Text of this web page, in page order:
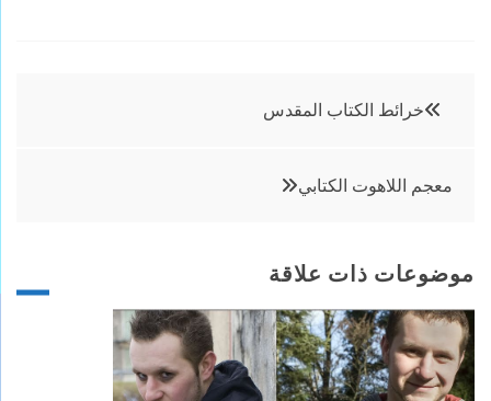
تصفّح
خرائط الكتاب المقدس
معجم اللاهوت الكتابي
موضوعات ذات علاقة